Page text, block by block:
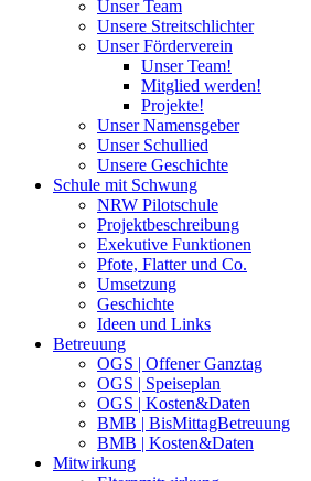
Unser Team
Unsere Streitschlichter
Unser Förderverein
Unser Team!
Mitglied werden!
Projekte!
Unser Namensgeber
Unser Schullied
Unsere Geschichte
Schule mit Schwung
NRW Pilotschule
Projektbeschreibung
Exekutive Funktionen
Pfote, Flatter und Co.
Umsetzung
Geschichte
Ideen und Links
Betreuung
OGS | Offener Ganztag
OGS | Speiseplan
OGS | Kosten&Daten
BMB | BisMittagBetreuung
BMB | Kosten&Daten
Mitwirkung